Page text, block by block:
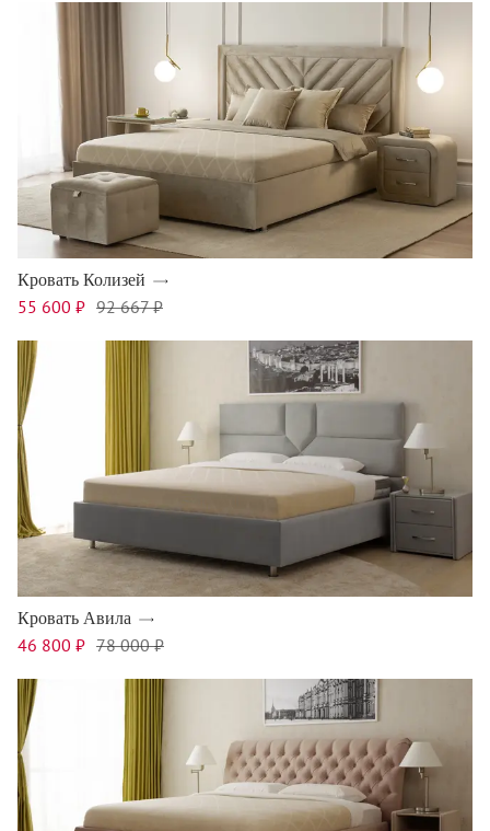
Кровать Колизей
55 600 ₽ 92 667 ₽
Кровать Авила
46 800 ₽ 78 000 ₽